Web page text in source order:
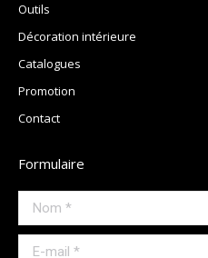
Outils
Décoration intérieure
Catalogues
Promotion
Contact
Formulaire
Nom *
E-mail *